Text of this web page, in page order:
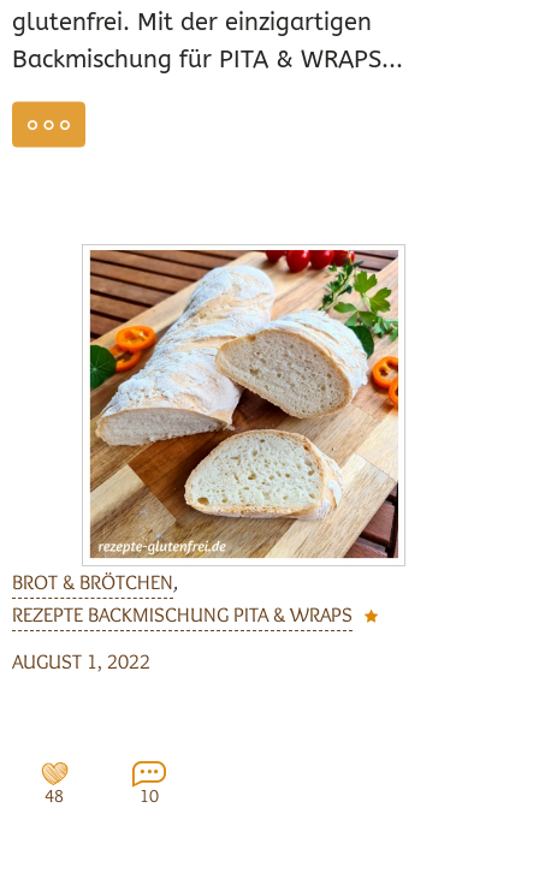
glutenfrei. Mit der einzigartigen
Backmischung für PITA & WRAPS...
BROT & BRÖTCHEN,
REZEPTE BACKMISCHUNG PITA & WRAPS
AUGUST 1, 2022
48 10